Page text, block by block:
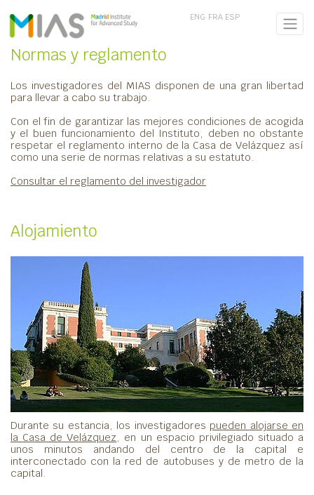
ENG FRA ESP
Normas y reglamento
Los investigadores del MIAS disponen de una gran libertad
para llevar a cabo su trabajo.
Con el fin de garantizar las mejores condiciones de acogida
y el buen funcionamiento del Instituto, deben no obstante
respetar el reglamento interno de la Casa de Velázquez así
como una serie de normas relativas a su estatuto.
Consultar el reglamento del investigador
Alojamiento
Durante su estancia, los investigadores pueden alojarse en
la Casa de Velázquez , en un espacio privilegiado situado a
unos minutos andando del centro de la capital e
interconectado con la red de autobuses y de metro de la
capital.